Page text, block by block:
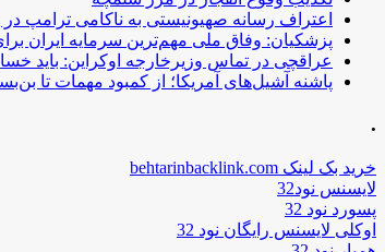
اعتراف رسانه صهیونیستی به ناکامی ترامپ در
پزشکیان: وفاق ملی مهم‌ترین سرمایه ایران
عراقچی در تماس وزیرخارجه اوکراین: باید
پاشنه آشیل‌های آمریکا؛ از کمبود مهمات تا
.
خرید بک لینک behtarinbacklink.com
لایسنس نود32
پسورد نود 32
اوکلی لایسنس رایگان نود 32